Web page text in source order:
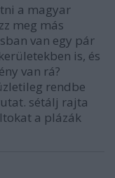
a magyar
meg más
van egy pár
is, és
van rá?
rendbe
sétálj rajta
a plázák